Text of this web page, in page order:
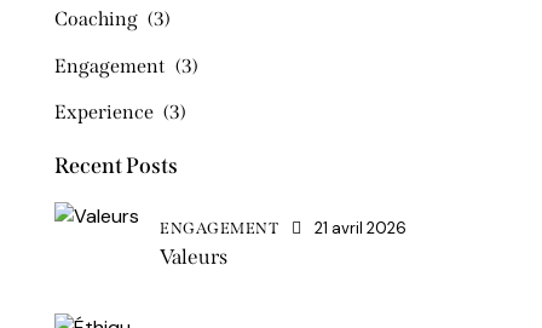
Coaching (3)
Engagement (3)
Experience (3)
Recent Posts
ENGAGEMENT 21 avril 2026
Valeurs